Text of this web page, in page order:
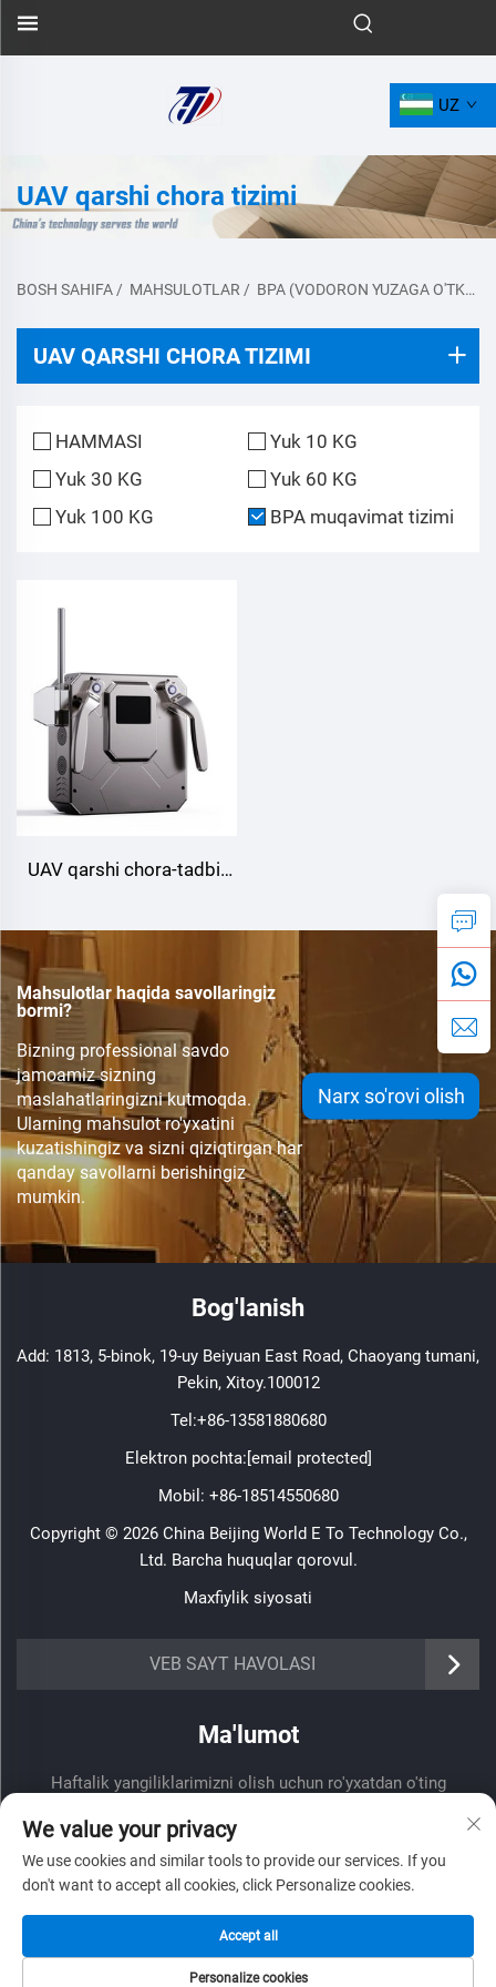
UZ
UAV qarshi chora tizimi
BOSH SAHIFA / MAHSULOTLAR / BPA (VODORON YUZAGA O'TKAZUVCHI ELEM)
UAV QARSHI CHORA TIZIMI
HAMMASI
Yuk 10 KG
Yuk 30 KG
Yuk 60 KG
Yuk 100 KG
BPA muqavimat tizimi
UAV qarshi chora-tadbir
Mahsulotlar haqida savollaringiz
bormi?
Bizning professional savdo
jamoamiz sizning
maslahatlaringizni kutmoqda.
Ularning mahsulot ro'yxatini
kuzatishingiz va sizni qiziqtirgan har
qanday savollarni berishingiz
mumkin.
Narx so'rovi olish
Bog'lanish
Add: 1813, 5-binok, 19-uy Beiyuan East Road, Chaoyang tumani,
Pekin, Xitoy.100012
Tel:+86-13581880680
Elektron pochta:[email protected]
Mobil: +86-18514550680
Copyright © 2026 China Beijing World E To Technology Co.,
Ltd. Barcha huquqlar qorovul.
Maxfiylik siyosati
VEB SAYT HAVOLASI
Ma'lumot
Haftalik yangiliklarimizni olish uchun ro'yxatdan o'ting
We value your privacy
We use cookies and similar tools to provide our services. If you
don't want to accept all cookies, click Personalize cookies.
Personalize cookies
Accept all